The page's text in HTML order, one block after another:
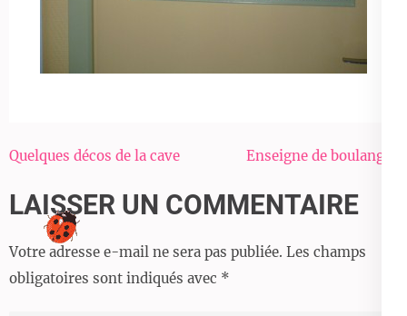
Navigation
l’article
Quelques décos de la cave Enseigne de boulanger
LAISSER UN COMMENTAIRE
Votre adresse e-mail ne sera pas publiée. Les champs
obligatoires sont indiqués avec *